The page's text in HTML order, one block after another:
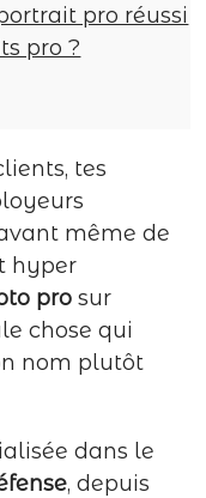
pro réussi
pro ?
tes
même de
hyper
pro sur
chose qui
nom plutôt
dans le
, depuis